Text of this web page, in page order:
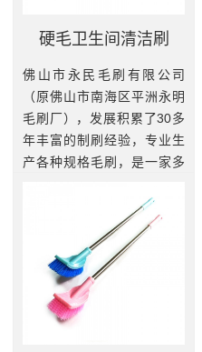
硬毛卫生间清洁刷
佛山市永民毛刷有限公司
（原佛山市南海区平洲永明
毛刷厂），发展积累了30多
年丰富的制刷经验，专业生
产各种规格毛刷，是一家多
制造基地。我厂拥有一批高
素质和精干技术熟练的员
工，引进...
查看更多